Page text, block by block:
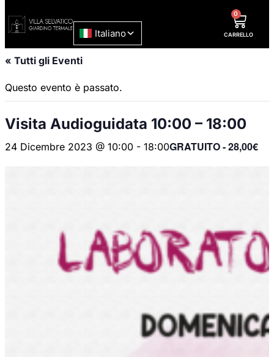
0
CARRELLO
« Tutti gli Eventi
Questo evento è passato.
Visita Audioguidata 10:00 – 18:00
24 Dicembre 2023 @ 10:00 - 18:00GRATUITO - 28,00€